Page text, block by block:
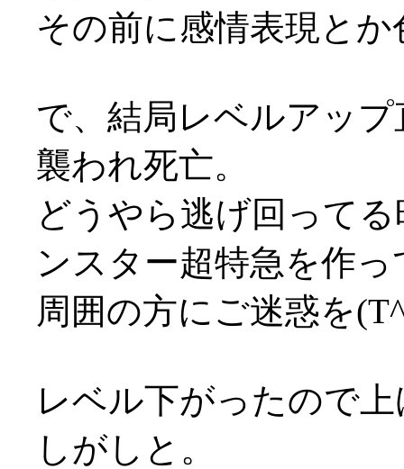
その前に感情表現と
で、結局レベルアッ
襲われ死亡。
どうやら逃げ回って
ンスター超特急を作
周囲の方にご迷惑を
レベル下がったので
しがしと。